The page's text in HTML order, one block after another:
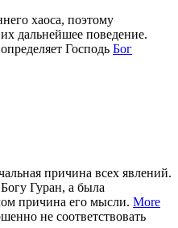
хаоса, поэтому
дальнейшее поведение.
Господь Бог
причина всех явлений.
Гуран, а была
причина его мысли. More
не соответствовать